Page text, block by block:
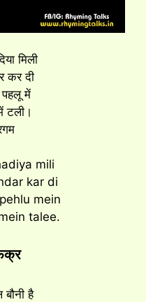
मिली
कर दी
में
टली।
mili
kar di
mein
talee.
बौनी है